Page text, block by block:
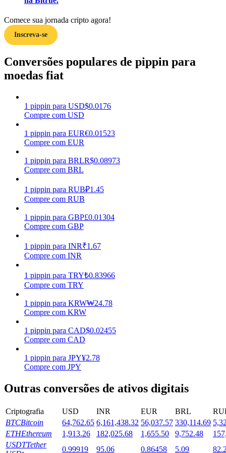
Ganhar
Ganhe recompensas competitivas diariamente
Estacamento
Altos retornos e acesso instantâneo
Launchpool
Staking flexível para ganhar tokens populares.
Comece sua jornada cripto agora!
Inscreva-se
Conversões populares de pippin para
moedas fiat
1 pippin para USD$0.0176
Compre com USD
1 pippin para EUR€0.01523
Compre com EUR
1 pippin para BRLR$0.08973
Compre com BRL
1 pippin para RUB₽1.45
Compre com RUB
1 pippin para GBP£0.01304
Compre com GBP
1 pippin para INR₹1.67
Compre com INR
1 pippin para TRY₺0.83966
Compre com TRY
1 pippin para KRW₩24.78
Compre com KRW
1 pippin para CAD$0.02455
Compre com CAD
1 pippin para JPY¥2.78
Compre com JPY
Outras conversões de ativos digitais
Criptografia USD INR EUR BRL
BTCBitcoin 64,762.65 6,161,438.32 56,037.57 330,114.69
ETHEthereum 1,913.26 182,025.68 1,655.50 9,752.48
USDTTether
0.99919 95.06 0.86458 5.09